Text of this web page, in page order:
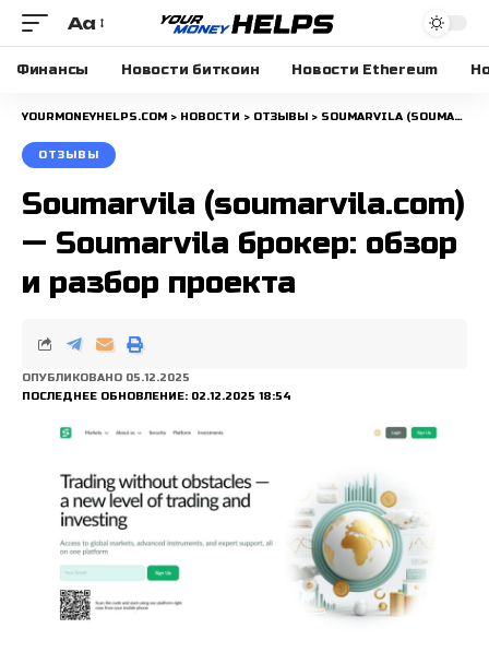
Размера
шрифта
Aa
Финансы Новости биткоин Новости Ethereum
YOURMONEYHELPS.COM > НОВОСТИ > ОТЗЫВЫ > SOUMARVILA (SOUMARVILA.COM) — SOUMARVILA БРОКЕР: ОБЗОР И РАЗБОР ПРОЕКТА
ОТЗЫВЫ
Soumarvila (soumarvila.com)
— Soumarvila брокер: обзор
и разбор проекта
ПОСЛЕДНЕЕ ОБНОВЛЕНИЕ: 02.12.2025 18:54
ОПУБЛИКОВАНО 05.12.2025